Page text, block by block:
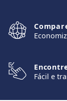
Fácil e